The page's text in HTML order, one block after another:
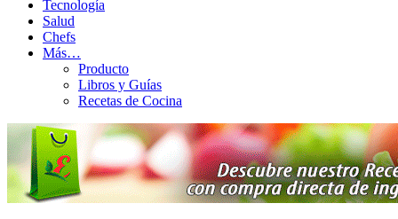
Tecnología
Salud
Chefs
Más…
Producto
Libros y Guías
Recetas de Cocina